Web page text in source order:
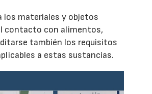
los materiales y objetos
contacto con alimentos,
también los requisitos
a estas sustancias.